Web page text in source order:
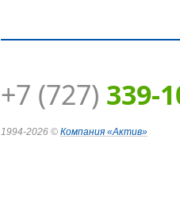
Guardant
+7 (727) 339-
1994-2026 © Компания «Актив»